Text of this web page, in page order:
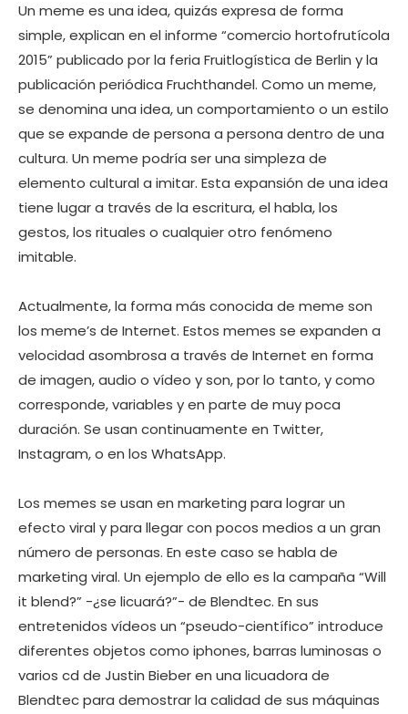
Un meme es una idea, quizás expresa de forma
simple, explican en el informe “comercio hortofrutícola
2015” publicado por la feria Fruitlogística de Berlin y la
publicación periódica Fruchthandel. Como un meme,
se denomina una idea, un comportamiento o un estilo
que se expande de persona a persona dentro de una
cultura. Un meme podría ser una simpleza de
elemento cultural a imitar. Esta expansión de una idea
tiene lugar a través de la escritura, el habla, los
gestos, los rituales o cualquier otro fenómeno
imitable.
Actualmente, la forma más conocida de meme son
los meme’s de Internet. Estos memes se expanden a
velocidad asombrosa a través de Internet en forma
de imagen, audio o vídeo y son, por lo tanto, y como
corresponde, variables y en parte de muy poca
duración. Se usan continuamente en Twitter,
Instagram, o en los WhatsApp.
Los memes se usan en marketing para lograr un
efecto viral y para llegar con pocos medios a un gran
número de personas. En este caso se habla de
marketing viral. Un ejemplo de ello es la campaña “Will
it blend?” -¿se licuará?”- de Blendtec. En sus
entretenidos vídeos un “pseudo-científico” introduce
diferentes objetos como iphones, barras luminosas o
varios cd de Justin Bieber en una licuadora de
Blendtec para demostrar la calidad de sus máquinas